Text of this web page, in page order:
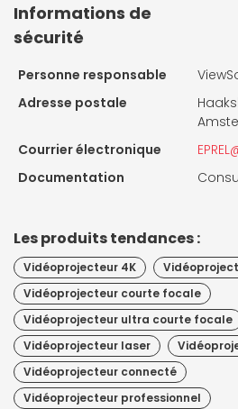
Informations de
sécurité
Personne responsable
Adresse postale
Courrier électronique
Documentation
Les produits tendances :
Vidéoprojecteur 4K
Vidéoprojecteur courte focale
Vidéoprojecteur ultra courte focale
Vidéoprojecteur laser
Vidéoprojecteur connecté
Vidéoprojecteur professionnel